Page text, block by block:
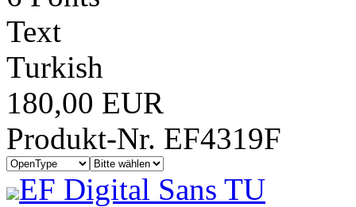
Text
Turkish
180,00 EUR
Produkt-Nr. EF4319F
EF Digital Sans TU